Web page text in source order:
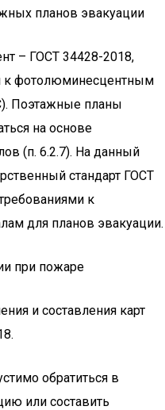
планов эвакуации
– ГОСТ 34428-2018,
к фотолюминесцентным
Поэтажные планы
на основе
(п. 6.2.7). На данный
стандарт ГОСТ
к
для планов эвакуации.
при пожаре
и составления карт
обратиться в
или составить